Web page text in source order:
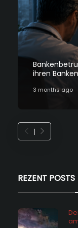
ihren
3 months ago
REZENT POSTS